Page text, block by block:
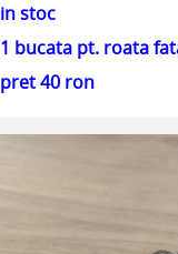
in stoc
1 bucata pt. roata
pret 40 ron